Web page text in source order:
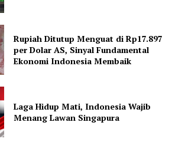
Rupiah Ditutup Menguat di Rp17.897
per Dolar AS, Sinyal Fundamental
Ekonomi Indonesia Membaik
Laga Hidup Mati, Indonesia Wajib
Menang Lawan Singapura